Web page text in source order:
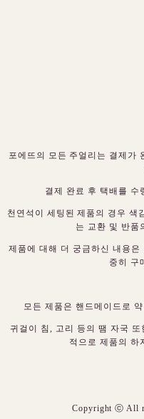
포에뜨의 모든 주얼리는 결제가
결제 완료 후 택배를 수
천연석이 세팅된 제품의 경우 색
는 교환 및 반품
제품에 대해 더 궁금하신 내용
중히 구
모든 제품은 핸드메이드로
귀걸이 침, 고리 등의 땜 자국
적으로 제품의 하
Copyright ⓒ All